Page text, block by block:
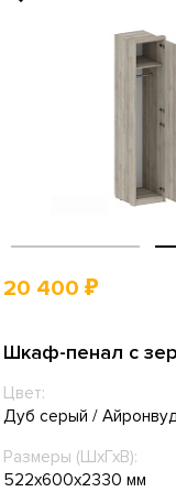
20 400 ₽
Шкаф-пенал с
Цвет:
Дуб серый /
Размеры (ШхГхВ):
522х600х2330 мм